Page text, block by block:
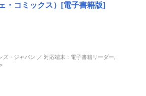
・コミックス）[電子書籍版]
・ジャパン ／ 対応端末：電子書籍リーダー,